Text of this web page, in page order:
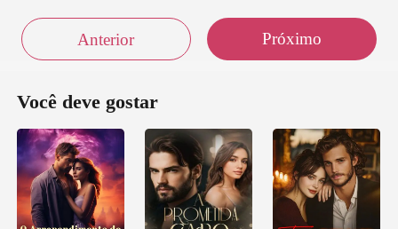
Valente correu pra
parte externa,
Anterior Próximo
Você deve gostar